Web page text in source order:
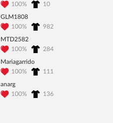
100%
10
GLM1808
100%
982
MTD2582
100%
284
Mariagarrido
100%
111
anarg
100%
136